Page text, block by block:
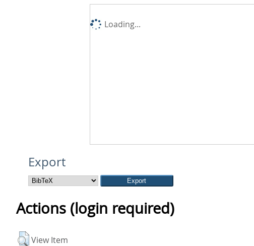
Loading...
Export
Actions (login required)
View Item